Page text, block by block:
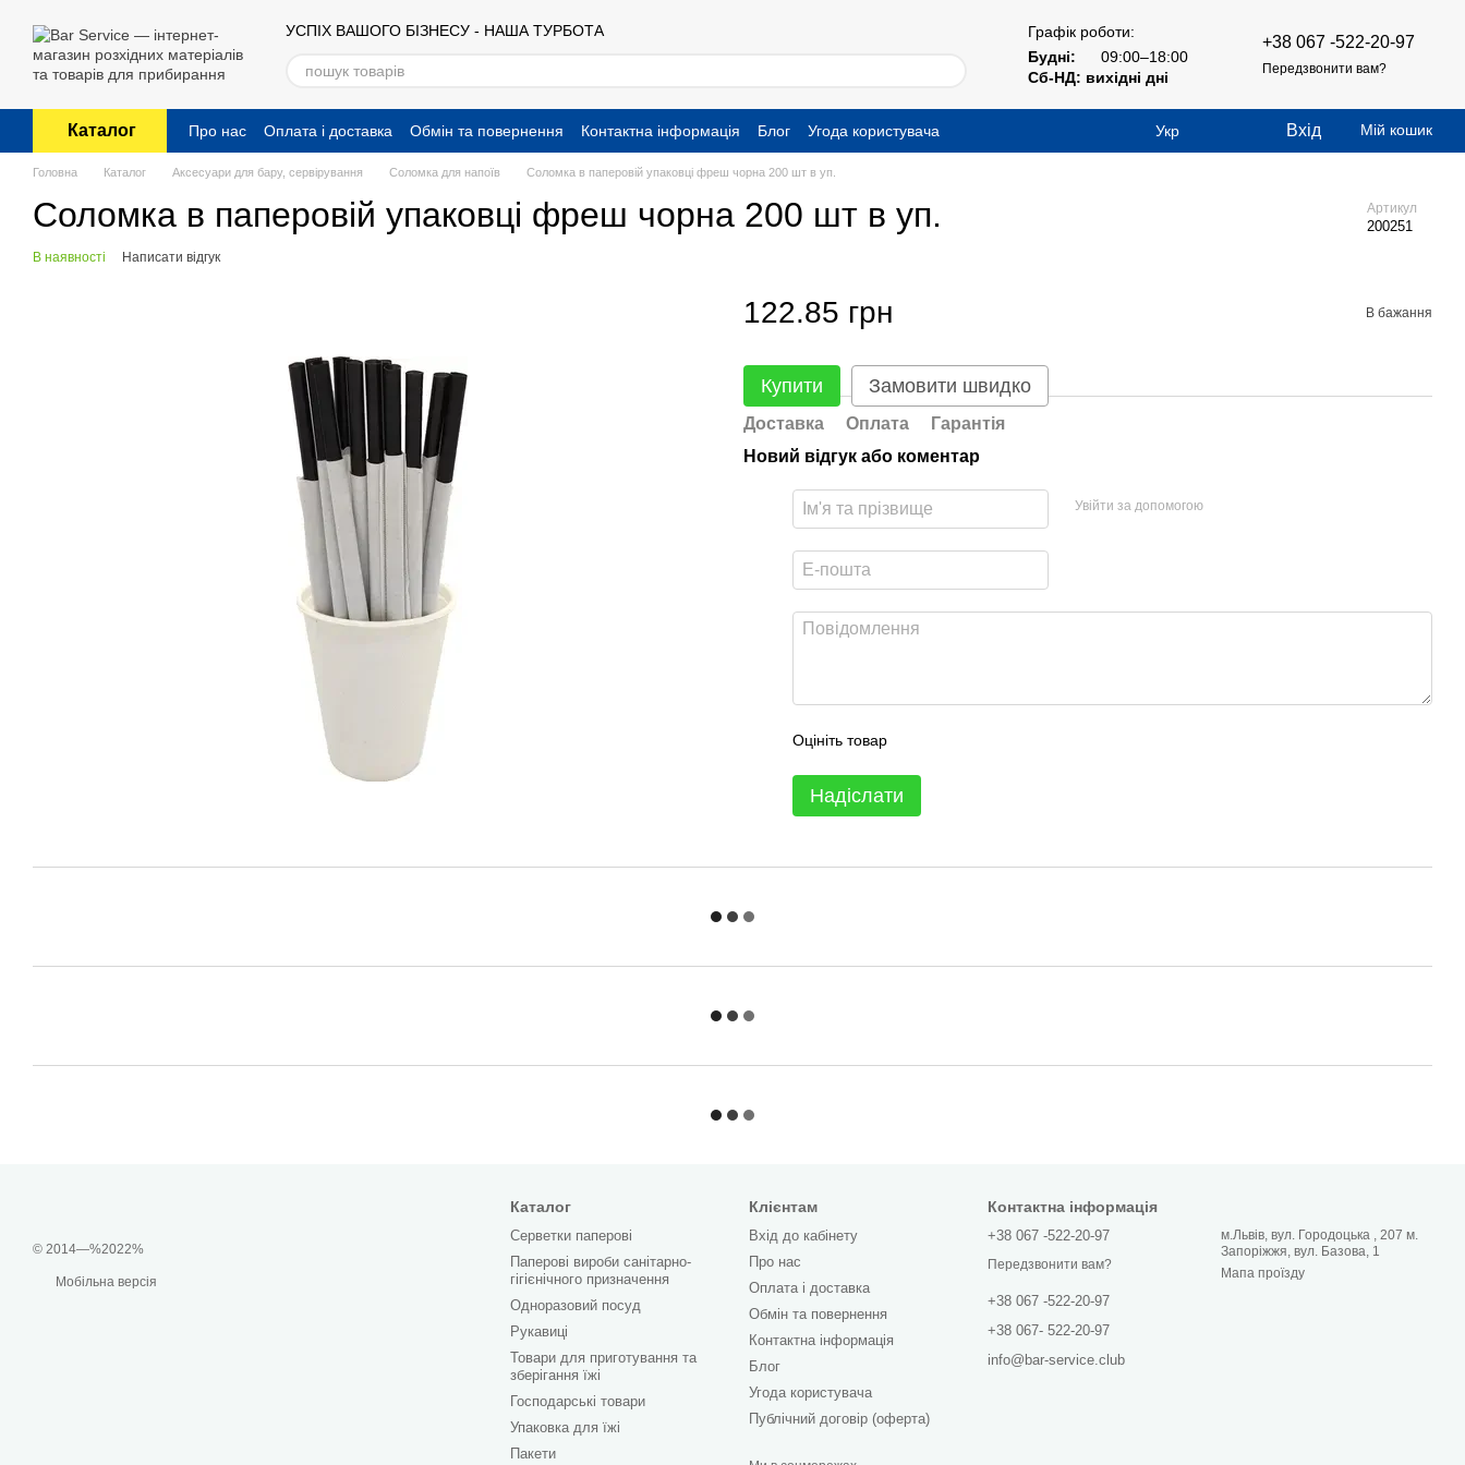
УСПІХ ВАШОГО БІЗНЕСУ - НАША ТУРБОТА
Графік роботи:
Будні:
09:00–18:00
Сб-НД: вихідні дні
+38 067 -522-20-97
Передзвонити вам?
Каталог Про нас Оплата і доставка Обмін та повернення Контактна інформація Блог
Угода користувача
Публічний договір (оферта)
Укр Вхід Мій кошик
Головна Каталог Аксесуари для бару, сервірування Соломка для напоїв Соломка в паперовій упаковці фреш чорна 200 шт в уп.
Соломка в паперовій упаковці фреш чорна 200 шт в уп. Артикул
200251
В наявності Написати відгук
122.85 грн В бажання
Купити Замовити швидко
Доставка Оплата
Гарантія
Новий відгук або коментар
Увійти за допомогою
Оцініть товар
Надіслати
© 2014—%2022%
Мобільна версія
Каталог
Серветки паперові
Паперові вироби санітарно-
гігієнічного призначення
Одноразовий посуд
Рукавиці
Товари для приготування та
зберігання їжі
Господарські товари
Упаковка для їжі
Пакети
Клієнтам
Вхід до кабінету
Про нас
Оплата і доставка
Обмін та повернення
Контактна інформація
Блог
Угода користувача
Публічний договір (оферта)
Контактна інформація
+38 067 -522-20-97
Передзвонити вам?
+38 067 -522-20-97
+38 067- 522-20-97
info@bar-service.club
м.Львів, вул. Городоцька , 207 м.
Запоріжжя, вул. Базова, 1
Мапа проїзду